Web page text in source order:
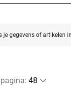
je gegevens of artikelen
: